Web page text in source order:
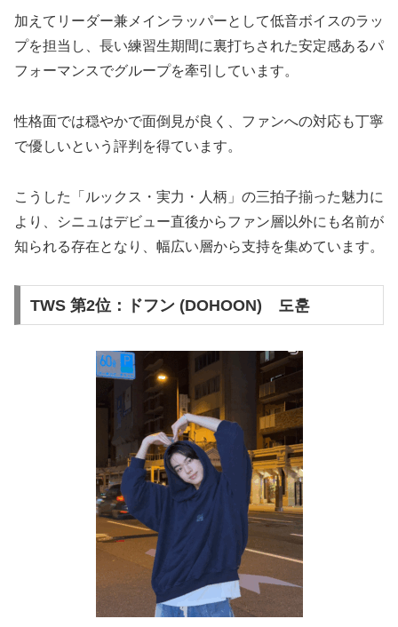
加えてリーダー兼メインラッパーとして低音ボイスのラッ
プを担当し、長い練習生期間に裏打ちされた安定感あるパ
フォーマンスでグループを牽引しています​。
性格面では穏やかで面倒見が良く、ファンへの対応も丁寧
で優しいという評判を得ています。
こうした「ルックス・実力・人柄」の三拍子揃った魅力に
より、シニュはデビュー直後からファン層以外にも名前が
知られる存在となり、幅広い層から支持を集めています。
TWS 第2位：ドフン (DOHOON) 도훈